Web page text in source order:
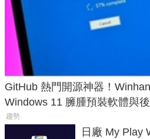
GitHub 熱門開源神器！
Windows 11 臃腫預裝軟體與
趨勢
日廠 My Play